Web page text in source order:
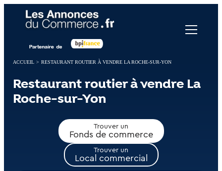
ACCUEIL > RESTAURANT ROUTIER À VENDRE LA ROCHE-SUR-YON
Restaurant routier à vendre La
Roche-sur-Yon
Trouver un
Fonds de commerce
Trouver un
Local commercial
Panneau de gestion des cookies